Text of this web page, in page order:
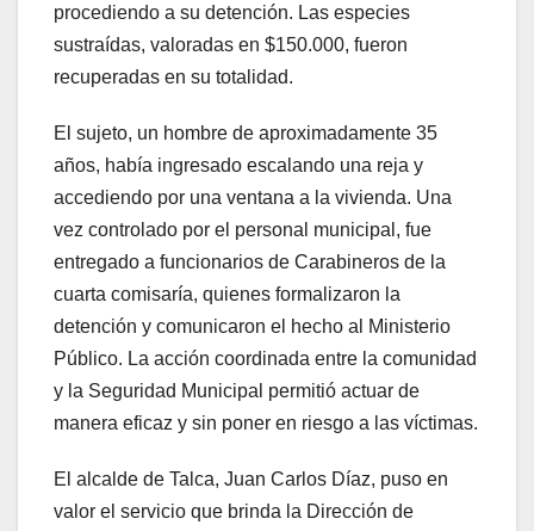
procediendo a su detención. Las especies
sustraídas, valoradas en $150.000, fueron
recuperadas en su totalidad.
El sujeto, un hombre de aproximadamente 35
años, había ingresado escalando una reja y
accediendo por una ventana a la vivienda. Una
vez controlado por el personal municipal, fue
entregado a funcionarios de Carabineros de la
cuarta comisaría, quienes formalizaron la
detención y comunicaron el hecho al Ministerio
Público. La acción coordinada entre la comunidad
y la Seguridad Municipal permitió actuar de
manera eficaz y sin poner en riesgo a las víctimas.
El alcalde de Talca, Juan Carlos Díaz, puso en
valor el servicio que brinda la Dirección de